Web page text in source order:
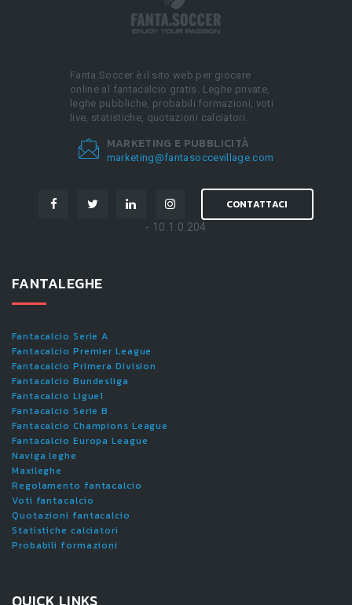
Fanta.Soccer è il sito web per giocare
online al fantacalcio gratis. Leghe private,
leghe pubbliche, probabili formazioni, voti
live, statistiche, quotazioni calciatori.
MARKETING E PUBBLICITÀ
marketing@fantasoccevillage.com
CONTATTACI
- 10.1.0.204
FANTALEGHE
Fantacalcio Serie A
Fantacalcio Premier League
Fantacalcio Primera Division
Fantacalcio Bundesliga
Fantacalcio Ligue1
Fantacalcio Serie B
Fantacalcio Champions League
Fantacalcio Europa League
Naviga leghe
Maxileghe
Regolamento fantacalcio
Voti fantacalcio
Quotazioni fantacalcio
Statistiche calciatori
Probabili formazioni
QUICK LINKS